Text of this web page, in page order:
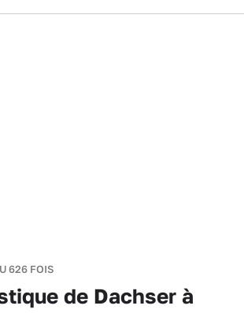
626 FOIS
de Dachser à